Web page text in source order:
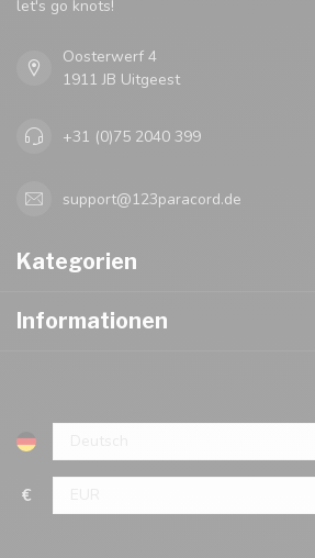
let's go knots!
Oosterwerf 4
1911 JB Uitgeest
+31 (0)75 2040 399
support@123paracord.de
Kategorien
Informationen
€